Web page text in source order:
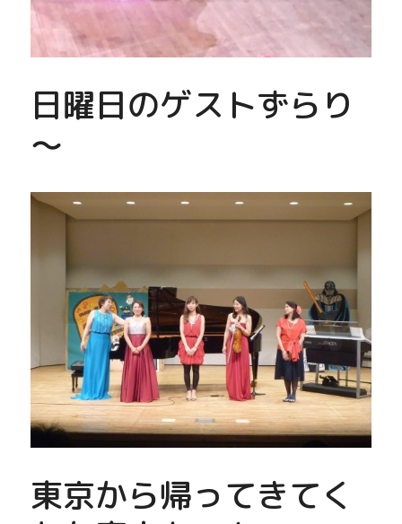
日曜日のゲストずらり
～
東京から帰ってきてく